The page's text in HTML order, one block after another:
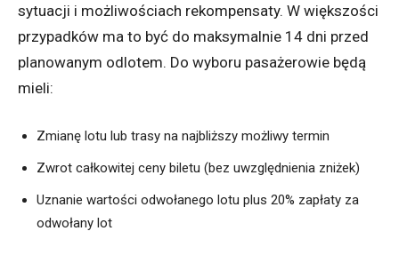
sytuacji i możliwościach rekompensaty. W większości
przypadków ma to być do maksymalnie 14 dni przed
planowanym odlotem. Do wyboru pasażerowie będą
mieli:
Zmianę lotu lub trasy na najbliższy możliwy termin
Zwrot całkowitej ceny biletu (bez uwzględnienia zniżek)
Uznanie wartości odwołanego lotu plus 20% zapłaty za
odwołany lot